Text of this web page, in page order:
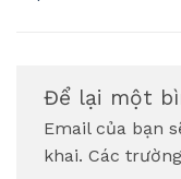
Để lại một
Email của bạn
khai. Các